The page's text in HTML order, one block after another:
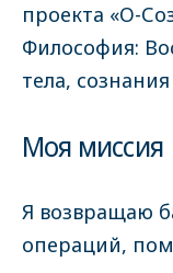
проекта «О-
Философия:
тела,
Моя миссия
Я возвращаю
операций,